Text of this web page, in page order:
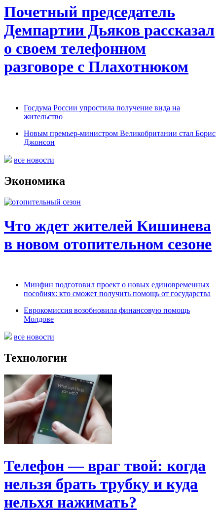
Почетный председатель
Демпартии Дьяков рассказал
о своем телефонном
разговоре с Плахотнюком
Госдума России упростила получение вида на
жительство
Новым премьер-министром Великобритании стал Борис
Джонсон
все новости
Экономика
Что ждет жителей Кишинева
в новом отопительном сезоне
Минфин подготовил проект о новых единовременных
пособиях: кто сможет получить помощь от государства
Еврокомиссия возобновила финансовую помощь
Молдове
все новости
Технологии
Телефон — враг твой: когда
нельзя брать трубку и куда
нельхя нажимать?